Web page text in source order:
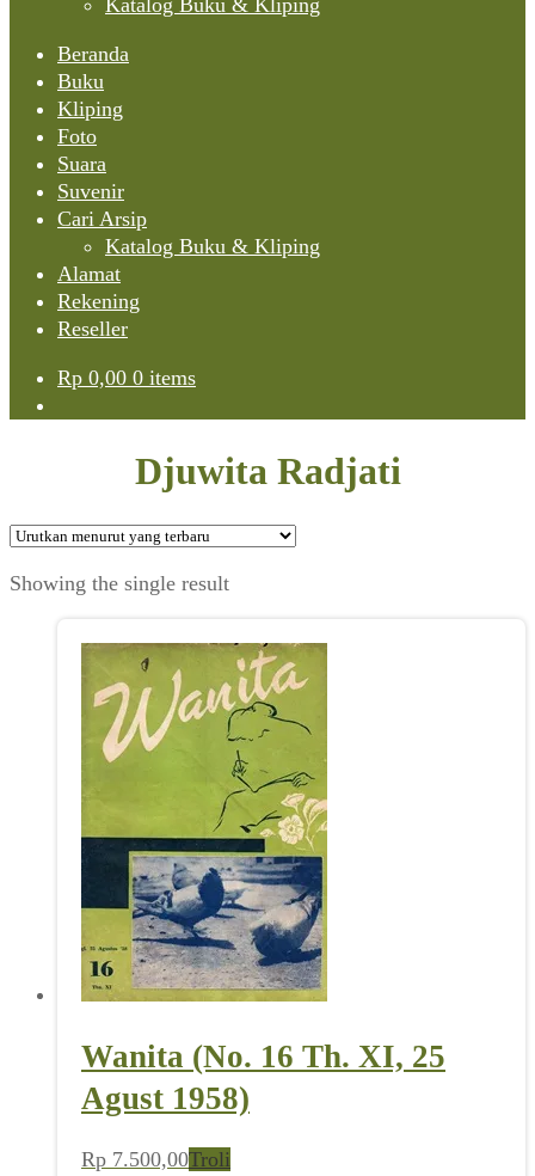
Katalog Buku & Kliping
Beranda
Buku
Kliping
Foto
Suara
Suvenir
Cari Arsip
Katalog Buku & Kliping
Alamat
Rekening
Reseller
Rp 0,00 0 items
Djuwita Radjati
Showing the single result
Wanita (No. 16 Th. XI, 25
Agust 1958)
Rp 7.500,00Troli